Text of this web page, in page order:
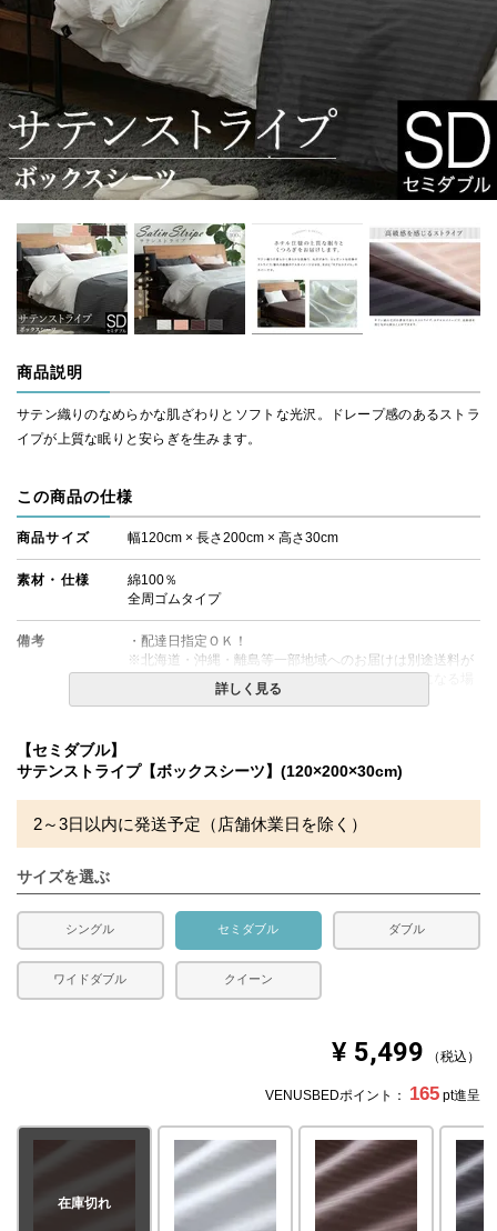
商品説明
サテン織りのなめらかな肌ざわりとソフトな光沢。ドレープ感のあるストラ
イプが上質な眠りと安らぎを生みます。
この商品の仕様
商品サイズ 幅120cm × 長さ200cm × 高さ30cm
素材・仕様
綿100％
全周ゴムタイプ
備考
・配達日指定ＯＫ！
※北海道・沖縄・離島等一部地域へのお届けは別途送料が
発生する場合がございます。また発送予定も変更になる場
合があります。
承ください。
詳しく見る
【セミダブル】
サテンストライプ【ボックスシーツ】(120×200×30cm)
2～3日以内に発送予定（店舗休業日を除く）
サイズを選ぶ
シングル セミダブル ダブル
ワイドダブル クイーン
¥ 5,499 税込
VENUSBEDポイント： 165 pt進呈
在庫切れ